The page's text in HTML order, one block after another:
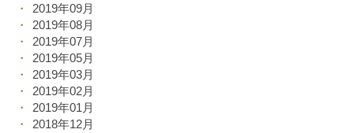
2019年09月
2019年08月
2019年07月
2019年05月
2019年03月
2019年02月
2019年01月
2018年12月